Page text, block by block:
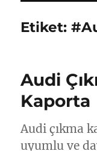
Etiket:
Audi
Kaporta
Audi çıkma
uyumlu ve